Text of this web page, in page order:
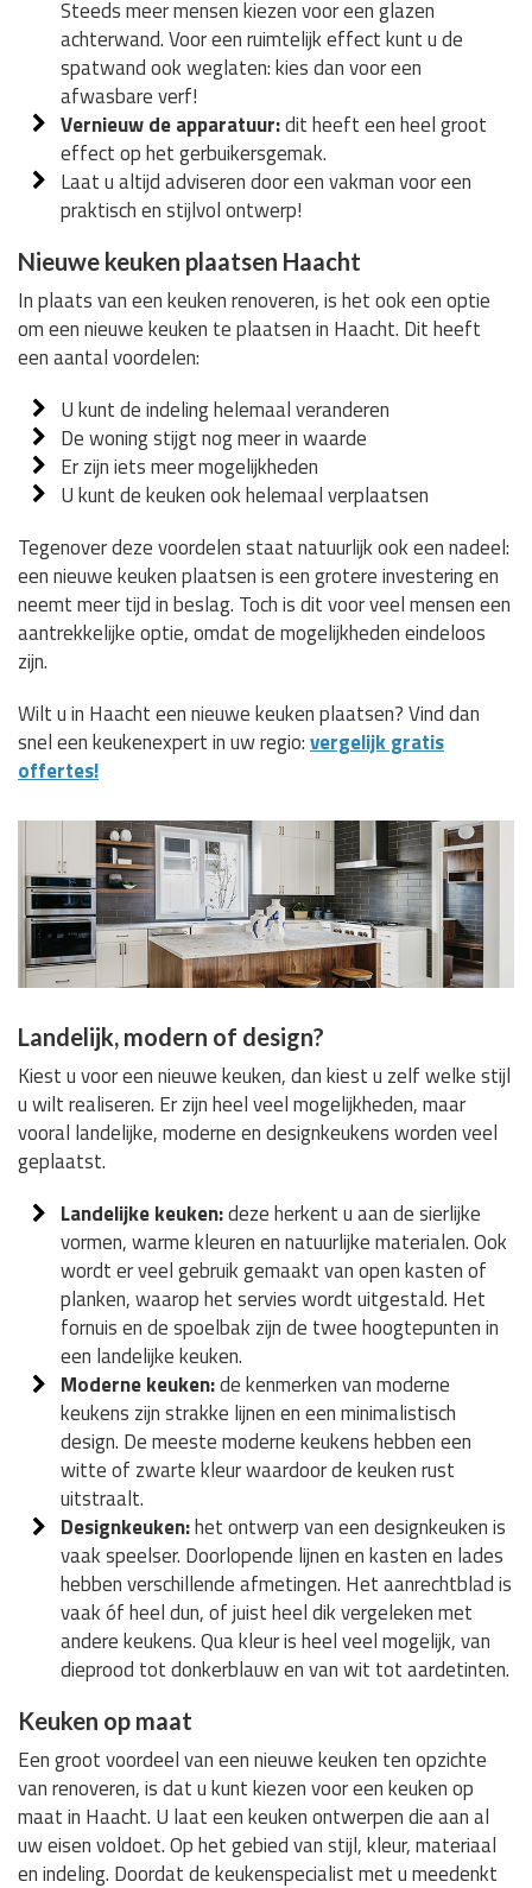
Steeds meer mensen kiezen voor een glazen
achterwand. Voor een ruimtelijk effect kunt u de
spatwand ook weglaten: kies dan voor een
afwasbare verf!
Vernieuw de apparatuur:dit heeft een heel groot
effect op het gerbuikersgemak.
Laat u altijd adviseren door een vakman voor een
praktisch en stijlvol ontwerp!
Nieuwe keuken plaatsen Haacht
In plaats van een keuken renoveren, is het ook een optie
om een nieuwe keuken te plaatsen in Haacht. Dit heeft
een aantal voordelen:
U kunt de indeling helemaal veranderen
De woning stijgt nog meer in waarde
Er zijn iets meer mogelijkheden
U kunt de keuken ook helemaal verplaatsen
Tegenover deze voordelen staat natuurlijk ook een nadeel:
een nieuwe keuken plaatsen is een grotere investering en
neemt meer tijd in beslag. Toch is dit voor veel mensen een
aantrekkelijke optie, omdat de mogelijkheden eindeloos
zijn.
Wilt u in Haacht een nieuwe keuken plaatsen? Vind dan
snel een keukenexpert in uw regio:vergelijk gratis
offertes!
Landelijk, modern of design?
Kiest u voor een nieuwe keuken, dan kiest u zelf welke stijl
u wilt realiseren. Er zijn heel veel mogelijkheden, maar
vooral landelijke, moderne en designkeukens worden veel
geplaatst.
Landelijke keuken:deze herkent u aan de sierlijke
vormen, warme kleuren en natuurlijke materialen. Ook
wordt er veel gebruik gemaakt van open kasten of
planken, waarop het servies wordt uitgestald. Het
fornuis en de spoelbak zijn de twee hoogtepunten in
een landelijke keuken.
Moderne keuken:de kenmerken van moderne
keukens zijn strakke lijnen en een minimalistisch
design. De meeste moderne keukens hebben een
witte of zwarte kleur waardoor de keuken rust
uitstraalt.
Designkeuken:het ontwerp van een designkeuken is
vaak speelser. Doorlopende lijnen en kasten en lades
hebben verschillende afmetingen. Het aanrechtblad is
vaak óf heel dun, of juist heel dik vergeleken met
andere keukens. Qua kleur is heel veel mogelijk, van
dieprood tot donkerblauw en van wit tot aardetinten.
Keuken op maat
Een groot voordeel van een nieuwe keuken ten opzichte
van renoveren, is dat u kunt kiezen voor een keuken op
maat in Haacht. U laat een keuken ontwerpen die aan al
uw eisen voldoet. Op het gebied van stijl, kleur, materiaal
en indeling. Doordat de keukenspecialist met u meedenkt